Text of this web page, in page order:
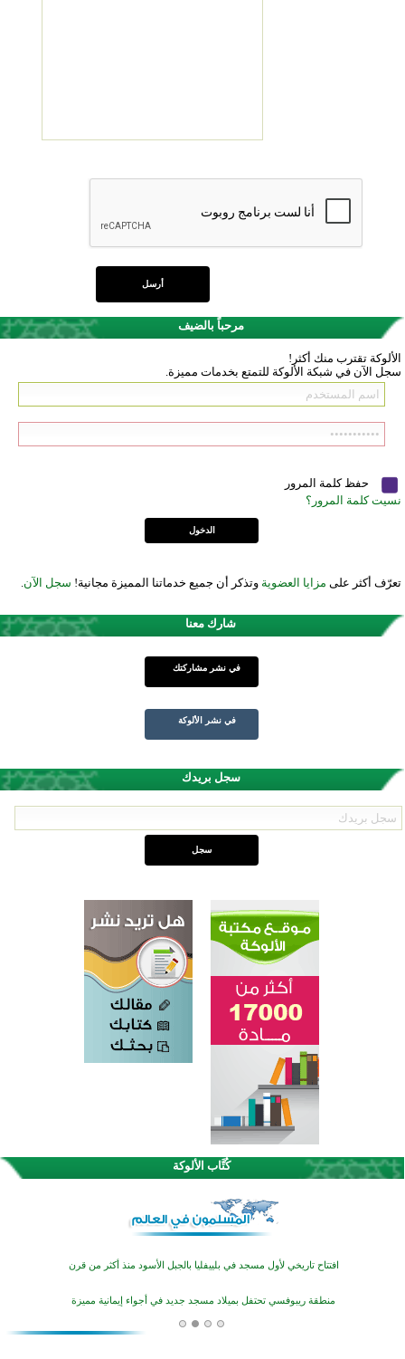
مرحباً بالضيف
الألوكة تقترب منك أكثر!
سجل الآن في شبكة الألوكة للتمتع بخدمات مميزة.
حفظ كلمة المرور
نسيت كلمة المرور؟
تعرّف أكثر على مزايا العضوية وتذكر أن جميع خدماتنا المميزة مجانية! سجل الآن
شارك معنا
في نشر مشاركتك
في نشر الألوكة
سجل بريدك
كُتَّاب الألوكة
اختتام الدورة التاسعة لمسابقة حفظ وتلاوة القرآن الكريم في أزناكاييف
تيسليتش تختتم برنامجا تعليميا لتعزيز القيم وبناء الشخصية للشباب المسلمين
اختتام منافسات قرآنية متميزة في بنغلاديش بمشاركة 3000 متسابق
أكبر مشروع إسلامي في ريف أستراليا يفتتح أبوابه بعد سنوات من العمل والعطاء